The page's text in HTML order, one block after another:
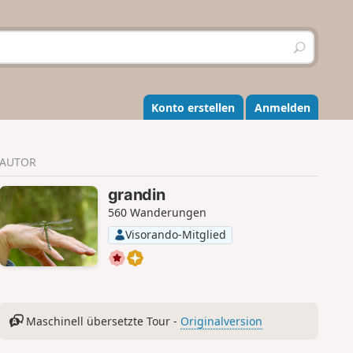
S
u
h
e
n
Konto erstellen Anmelden
AUTOR
grandin
560 Wanderungen
Visorando-Mitglied
Maschinell übersetzte Tour - Originalversion